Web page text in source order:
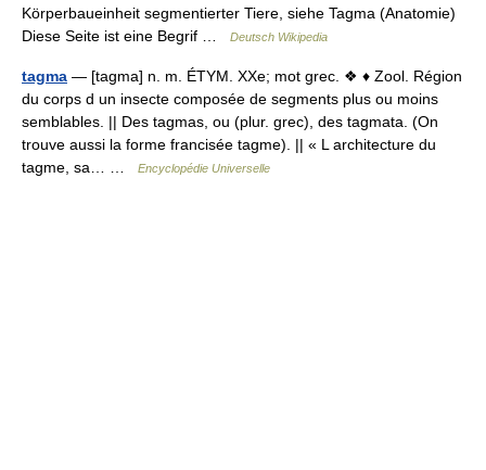
Körperbaueinheit segmentierter Tiere, siehe Tagma (Anatomie)
Diese Seite ist eine Begrif …
Deutsch Wikipedia
tagma — [tagma] n. m. ÉTYM. XXe; mot grec. ❖ ♦ Zool. Région
du corps d un insecte composée de segments plus ou moins
semblables. || Des tagmas, ou (plur. grec), des tagmata. (On
trouve aussi la forme francisée tagme). || « L architecture du
tagme, sa… …
Encyclopédie Universelle